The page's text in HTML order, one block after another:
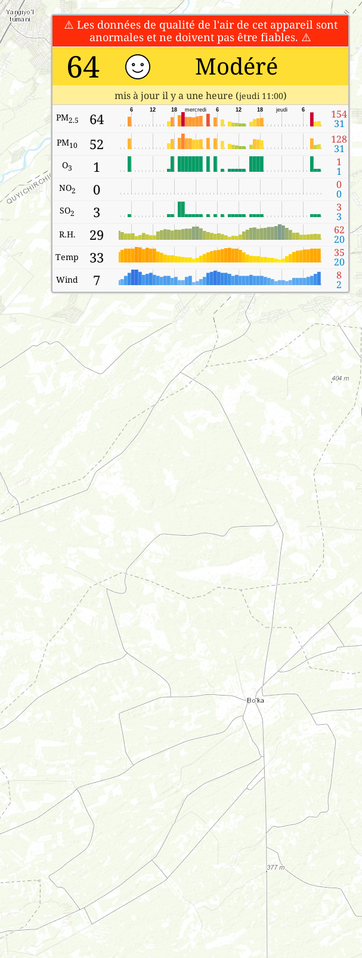
⚠️ Les données de qualité de l'air de cet appareil sont
anormales et ne doivent pas être fiables. ⚠️
64 Modéré
mis à jour il y a une heure (jeudi 11:00)
PM2.5 64
6
jeudi
18
12
6
mercredi
18
12
6 154
31
PM10 52 128
31
O3 1 1
1
NO2 0 0
0
SO2 3 3
3
R.H. 29 62
20
Temp 33 35
20
Wind 7 8
2